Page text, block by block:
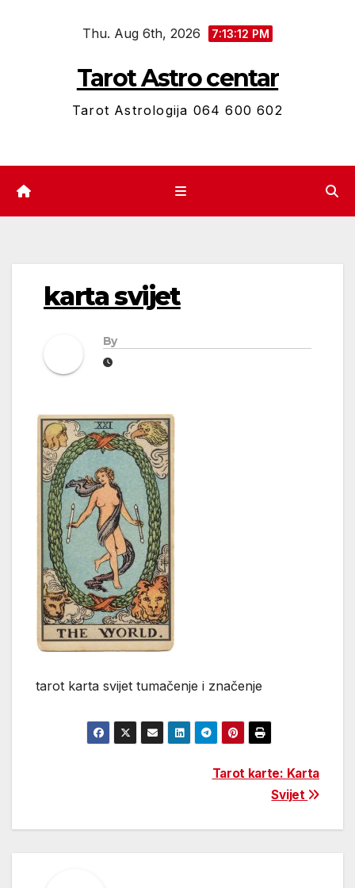
Thu. Aug 6th, 2026 7:13:13 PM
Tarot Astro centar
Tarot Astrologija 064 600 602
karta svijet
By
tarot karta svijet tumačenje i značenje
Tarot karte: Karta
Svijet